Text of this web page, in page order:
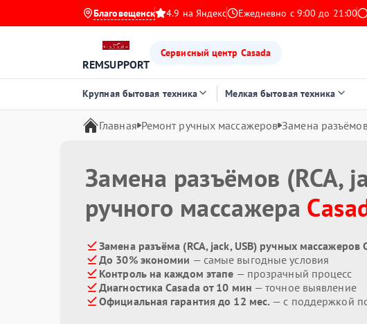
Благовещенск 4.9 на Яндекс Ежедневно с 9:00 до 21:00
REMSUPPORT
Сервисный центр Casada
Крупная бытовая техника Мелкая бытовая техника
Главная Ремонт ручных массажеров Замена
Замена разъёмов (RCA,
ручного массажера
Замена разъёма (RCA, jack, USB) ручных массажеров
До 30% экономии — самые выгодные условия
Контроль на каждом этапе — прозрачный процесс
Диагностика Casada от 10 мин — точное выявление
Официальная гарантия до 12 мес. — с поддержкой